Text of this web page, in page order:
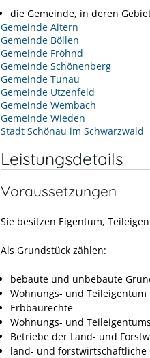
die Gemeinde, in deren
Gemeinde Aitern
Gemeinde Böllen
Gemeinde Fröhnd
Gemeinde Schönenberg
Gemeinde Tunau
Gemeinde Utzenfeld
Gemeinde Wembach
Gemeinde Wieden
Stadt Schönau im Schwarzwald
Leistungsdetails
Voraussetzungen
Sie besitzen Eigentum,
Als Grundstück zählen:
bebaute und unbebaute
Wohnungs- und Teileigentum
Erbbaurechte
Wohnungs- und
Betriebe der Land- und
land- und forstwirtschaftliche